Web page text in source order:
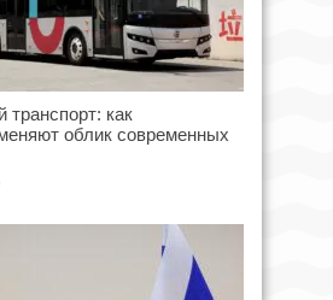
транспорт: как
облик современных